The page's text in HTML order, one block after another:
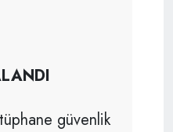
güvenlik